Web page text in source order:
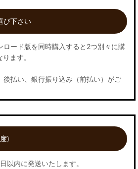
び下さい
ロード版を同時購入すると2つ別々に購
ます。
後払い、銀行振り込み（前払い）がご
)
以内に発送いたします。